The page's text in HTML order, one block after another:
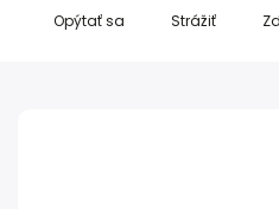
Opýtať sa Strážiť